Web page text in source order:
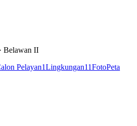
· Belawan II
Pelayan1Lingkungan11FotoPeta